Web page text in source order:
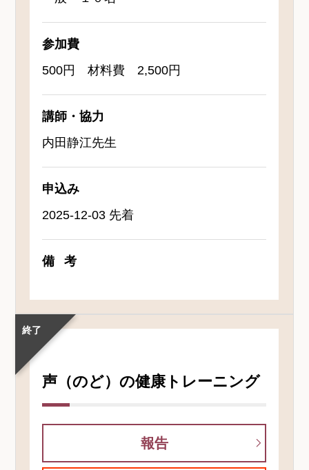
参加費
500円 材料費 2,500円
講師・協力
内田静江先生
申込み
2025-12-03 先着
備考
終了
声（のど）の健康トレーニング
報告